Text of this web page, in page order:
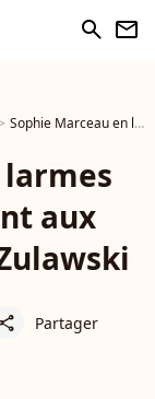
search newsletter
Sophie Marceau en larmes avec son fils Vincent aux obsèques d'Andrzej Zulawski
larmes
aux
share Partager